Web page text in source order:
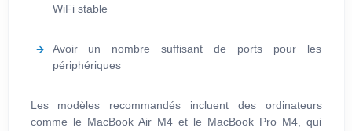
WiFi stable
Avoir un nombre suffisant de ports pour les
périphériques
Les modèles recommandés incluent des ordinateurs
comme le MacBook Air M4 et le MacBook Pro M4, qui